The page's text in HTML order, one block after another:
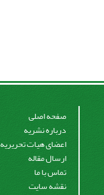
صفحه اصلی
درباره نشریه
اعضای هیات تحریریه
ارسال مقاله
تماس با ما
نقشه سایت